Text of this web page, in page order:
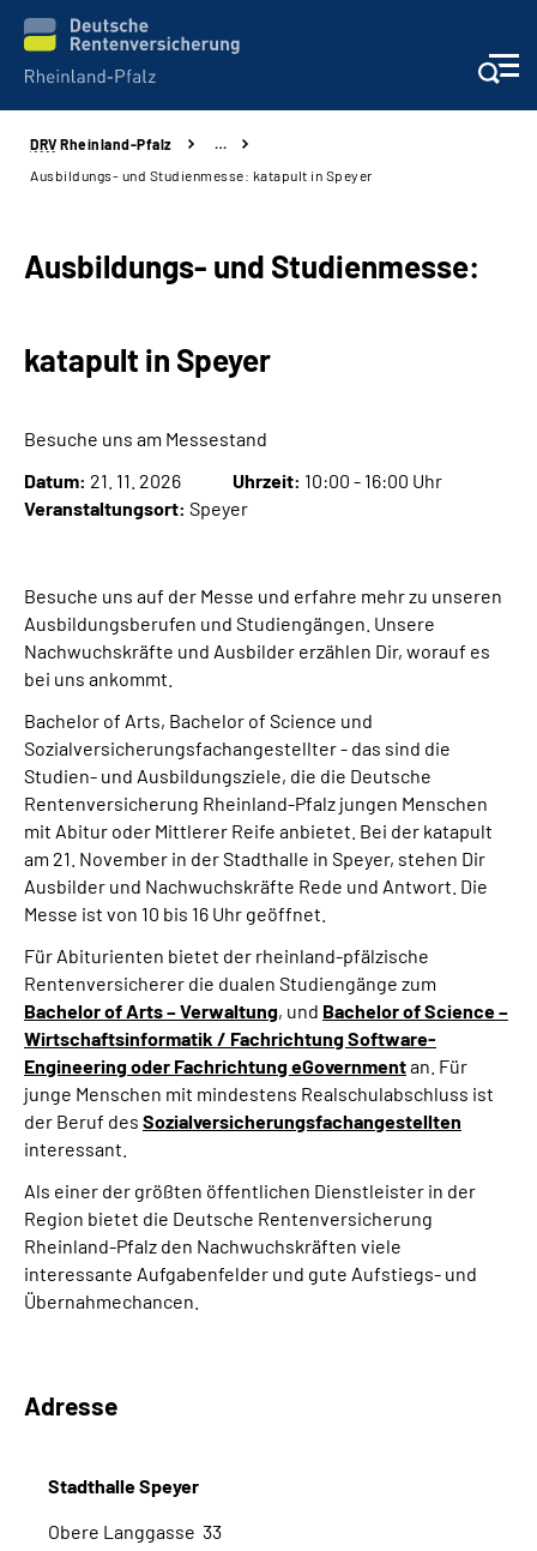
Unsere Leistungen
Karriere
Über uns
Leichte Sprache
Suche
Mein Kundenportal
DRV Rheinland-Pfalz
…
Ausbildungs- und Studienmesse: katapult in Speyer
Ausbildungs- und Studienmesse:
katapult in Speyer
Besuche uns am Messestand
Datum: 21. 11. 2026 Uhrzeit: 10:00 - 16:00 Uhr
Veranstaltungsort: Speyer
Besuche uns auf der Messe und erfahre mehr zu unseren
Ausbildungsberufen und Studiengängen. Unsere
Nachwuchskräfte und Ausbilder erzählen Dir, worauf es
bei uns ankommt.
Bachelor of Arts, Bachelor of Science und
Sozialversicherungsfachangestellter - das sind die
Studien- und Ausbildungsziele, die die Deutsche
Rentenversicherung Rheinland-Pfalz jungen Menschen
mit Abitur oder Mittlerer Reife anbietet. Bei der katapult
am 21. November in der Stadthalle in Speyer, stehen Dir
Ausbilder und Nachwuchskräfte Rede und Antwort. Die
Messe ist von 10 bis 16 Uhr geöffnet.
Für Abiturienten bietet der rheinland-pfälzische
Rentenversicherer die dualen Studiengänge zum
Bachelor of Arts– Verwaltung, und Bachelor of Science–
Wirtschaftsinformatik / FachrichtungSoftware-
Engineeringoder FachrichtungeGovernmentan. Für
junge Menschen mit mindestens Realschulabschluss ist
der Beruf des Sozialversicherungsfachangestellten
interessant.
Als einer der größten öffentlichen Dienstleister in der
Region bietet die Deutsche Rentenversicherung
Rheinland-Pfalz den Nachwuchskräften viele
interessante Aufgabenfelder und gute Aufstiegs- und
Übernahmechancen.
Adresse
Stadthalle Speyer
Obere Langgasse 33